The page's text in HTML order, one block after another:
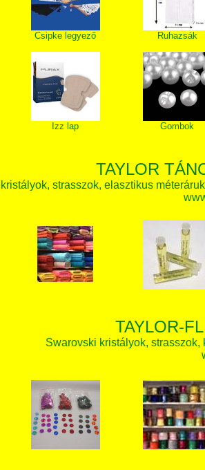
Csipke legyező Ruhazsák
Izz lap Gombok
TAYLOR
strasszok, elasztikus
TAYLOR-
Swarovski kristályok,